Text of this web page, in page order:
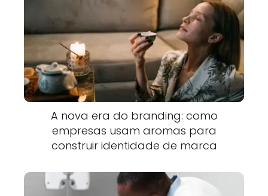
A nova era do branding: como
empresas usam aromas para
construir identidade de marca